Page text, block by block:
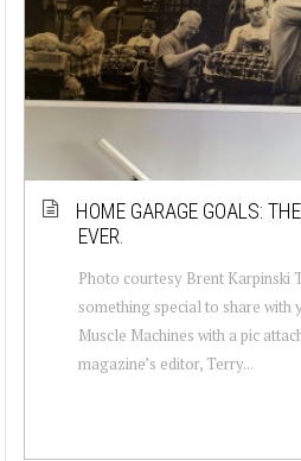
HOME GARAGE GOALS:
EVER.
Photo courtesy Brent Karpinski
something special to share with
Muscle Machines with a pic
magazine’s editor, Terry...